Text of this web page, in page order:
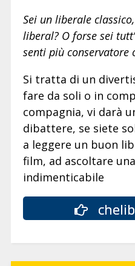
Sei un liberale
liberal? O forse sei
senti più conservatore
Si tratta di un
fare da soli o in
compagnia, vi darà
dibattere, se siete
a leggere un buon
film, ad ascoltare
indimenticabile